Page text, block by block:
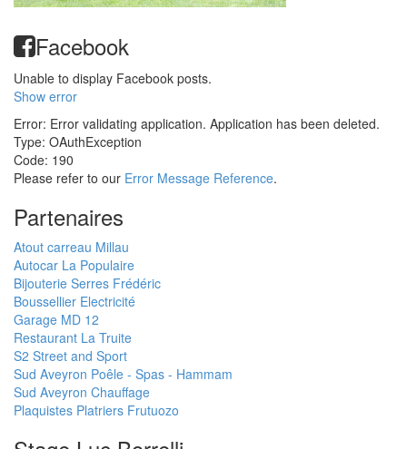
Facebook
Unable to display Facebook posts.
Show error
Error: Error validating application. Application has been deleted.
Type: OAuthException
Code: 190
Please refer to our Error Message Reference.
Partenaires
Atout carreau Millau
Autocar La Populaire
Bijouterie Serres Frédéric
Boussellier Electricité
Garage MD 12
Restaurant La Truite
S2 Street and Sport
Sud Aveyron Poêle - Spas - Hammam
Sud Aveyron Chauffage
Plaquistes Platriers Frutuozo